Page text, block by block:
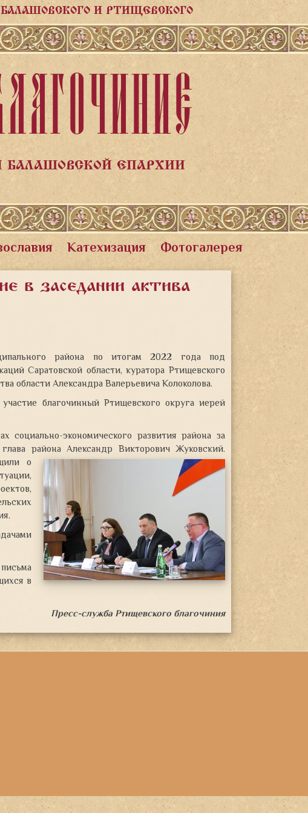
И РТИЩЕВСКОГО
БАЛАШОВСКОЙ ЕПАРХИИ
Катехизация Фотогалерея
в заседании актива
района по итогам 2022 года под
Саратовской области, куратора Ртищевского
областиАлександра Валерьевича Колоколова.
благочинный Ртищевского округа иерей
социально-экономического развития района за
района Александр Викторович Жуковский.
о
в
Пресс-служба Ртищевского благочиния